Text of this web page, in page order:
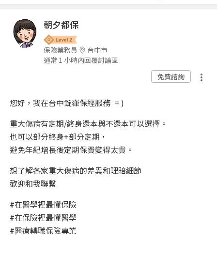
朝夕都保
保險業務員
台中市
通常 1 小時內回覆討論區
免費諮詢
您好，我在台中錠嵂保經服務 = )
重大傷病有定期/終身還本與不還本可以選擇。
也可以部分終身+部分定期，
避免年紀增長後定期保費變得太貴。
想了解各家重大傷病的差異和理賠細節
歡迎和我聯繫
#在醫學裡最懂保險
#在保險裡最懂醫學
#醫療轉職保險專業